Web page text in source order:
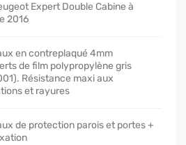
Expert Double Cabine à
2016
en contreplaqué 4mm
de film polypropylène gris
Résistance maxi aux
et rayures
de protection parois et portes +